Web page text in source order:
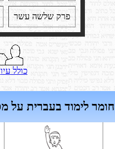
פרק שלשה עשר
כולל
לימוד בעברית על